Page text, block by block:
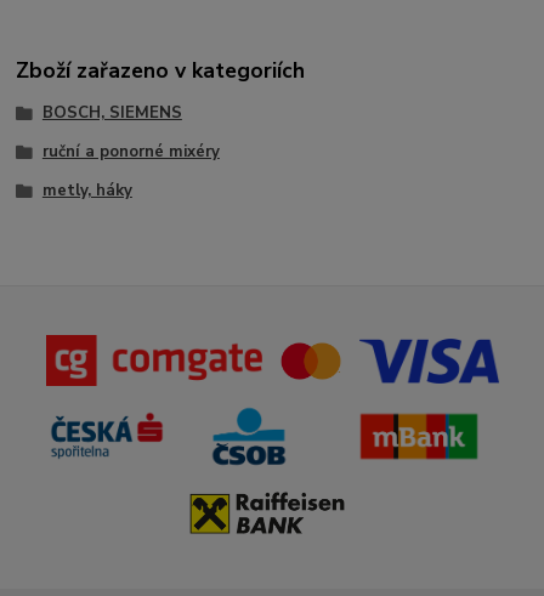
Zboží zařazeno v kategoriích
BOSCH, SIEMENS
ruční a ponorné mixéry
metly, háky